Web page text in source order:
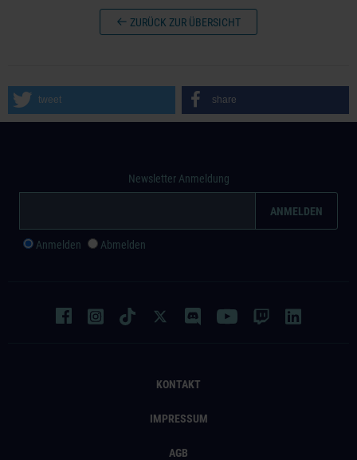
ZURÜCK ZUR ÜBERSICHT
tweet share
KONTAKT
IMPRESSUM
AGB
Newsletter Anmeldung
Anmelden Abmelden